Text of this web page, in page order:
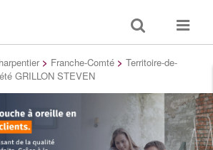
Toggle
search
Toggle
> Franche-Comté > Territoire-de-
GRILLON STEVEN